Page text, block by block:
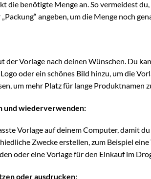
die benötigte Menge an. So vermeidest
„Packung“ angeben, um die Menge noch
der Vorlage nach deinen Wünschen. Du
oder ein schönes Bild hinzu, um die
um mehr Platz für lange Produktnamen
und wiederverwenden:
Vorlage auf deinem Computer, damit
Zwecke erstellen, zum Beispiel
oder eine Vorlage für den Einkauf im
oder ausdrucken: